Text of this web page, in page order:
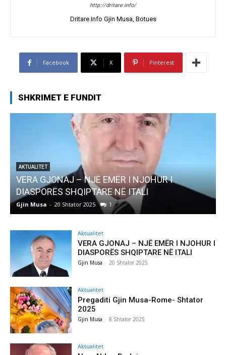
http://dritare.info/
Dritare.Info Gjin Musa, Botues
Facebook X Pinterest
SHKRIMET E FUNDIT
AKTUALITET
VERA GJONAJ – NJË EMËR I NJOHUR I
DIASPORËS SHQIPTARE NË ITALI
Gjin Musa - 20 Shtator 2025 1
Aktualitet
VERA GJONAJ – NJË EMËR I NJOHUR I
DIASPORËS SHQIPTARE NË ITALI
Gjin Musa - 20 Shtator 2025
Aktualitet
Pregaditi Gjin Musa-Rome- Shtator
2025
Gjin Musa - 8 Shtator 2025
Aktualitet